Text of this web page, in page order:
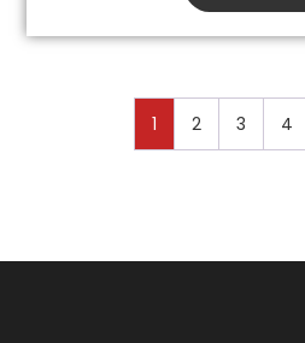
1 2 3 4